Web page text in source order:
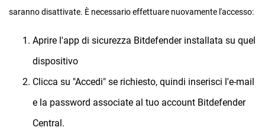
saranno disattivate. È necessario effettuare nuovamente l'accesso:
Aprire l'app di sicurezza Bitdefender installata su quel
dispositivo
Clicca su "Accedi" se richiesto, quindi inserisci l'e-mail
e la password associate al tuo account Bitdefender
Central.